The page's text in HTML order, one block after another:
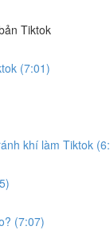
Tiktok
(7:01)
khí làm Tiktok
(7:07)